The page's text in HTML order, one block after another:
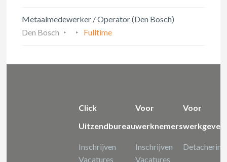
Metaalmedewerker / Operator (Den Bosch)
Den Bosch
Fulltime
Click
Uitzendbureau
Inschrijven
Vacatures
Voor
werknemers
Inschrijven
Vacatures
Voor
Detachering